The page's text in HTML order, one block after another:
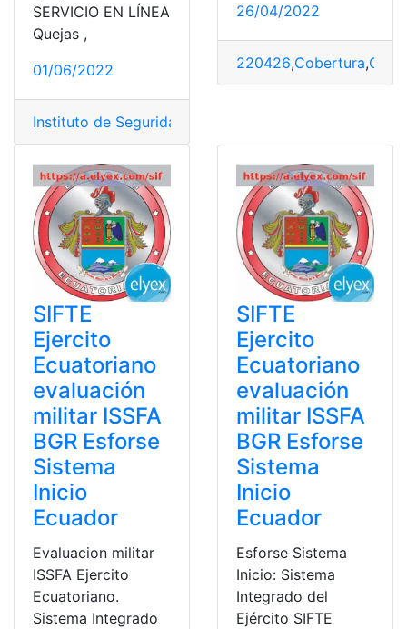
SERVICIO EN LÍNEA
Quejas ,
01/06/2022
Instituto de Seguridad Social de las Fuerzas Armadas
26/04/2022
220426,Cobertura,
SIFTE
Ejercito
Ecuatoriano
evaluación
militar ISSFA
BGR Esforse
Sistema
Inicio
Ecuador
Evaluacion militar
ISSFA Ejercito
Ecuatoriano.
Sistema Integrado
SIFTE
Ejercito
Ecuatoriano
evaluación
militar ISSFA
BGR Esforse
Sistema
Inicio
Ecuador
Esforse Sistema
Inicio: Sistema
Integrado del
Ejército SIFTE